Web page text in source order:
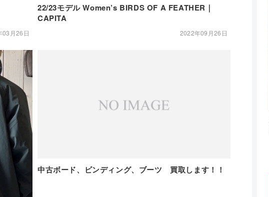
03月26日
22/23モデル Women’s BIRDS OF A FEATHER｜
CAPITA
2022年09月26日
中古ボード、ビンディング、ブーツ 買取します！！